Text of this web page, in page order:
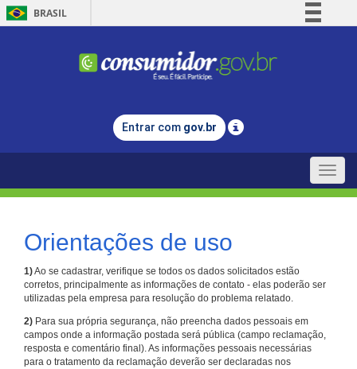
BRASIL
Comunica BR
Legislação
Entrar com gov.br
Toggle
Orientações de uso
1)Ao se cadastrar, verifique se todos os dados solicitados estão
corretos, principalmente as informações de contato - elas poderão ser
utilizadas pela empresa para resolução do problema relatado.
2) Para sua própria segurança, não preencha dados pessoais em
campos onde a informação postada será pública (campo reclamação,
resposta e comentário final). As informações pessoais necessárias
para o tratamento da reclamação deverão ser declaradas nos